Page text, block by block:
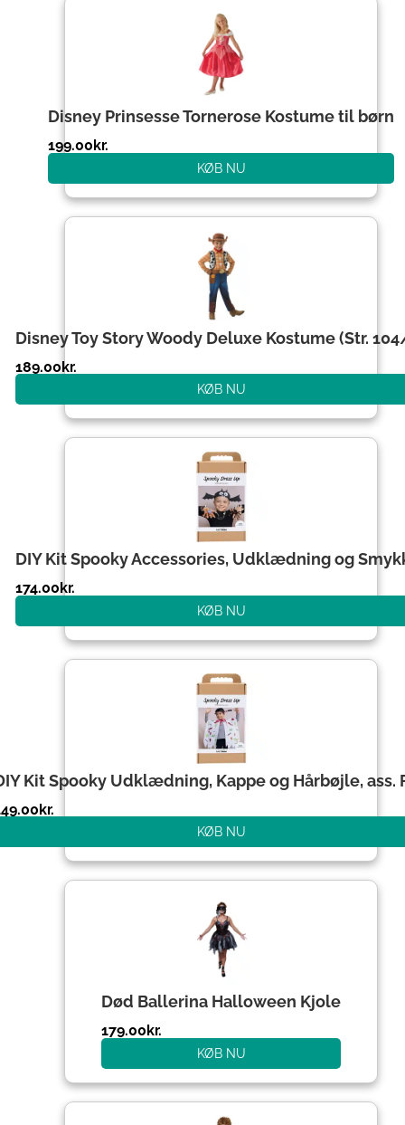
Disney Prinsesse Tornerose Kostume til børn
199.00kr.
KØB NU
Disney Toy Story Woody Deluxe Kostume (Str.
189.00kr.
KØB NU
DIY Kit Spooky Accessories, Udklædning og
174.00kr.
KØB NU
Kit Spooky Udklædning, Kappe og Hårbøjle, ass.
kr.
KØB NU
Død Ballerina Halloween Kjole
179.00kr.
KØB NU